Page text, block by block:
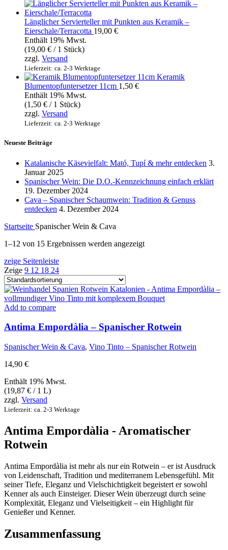
Länglicher Servierteller mit Punkten aus Keramik –
Eierschale/Terracotta 19,00 €
Enthält 19% Mwst.
(19,00 € / 1 Stück)
zzgl. Versand
Lieferzeit: ca. 2-3 Werktage
Keramik
Blumentopfuntersetzer 11cm 1,50 €
Enthält 19% Mwst.
(1,50 € / 1 Stück)
zzgl. Versand
Lieferzeit: ca. 2-3 Werktage
Neueste Beiträge
Katalanische Käsevielfalt: Mató, Tupí & mehr entdecken 3.
Januar 2025
Spanischer Wein: Die D.O.-Kennzeichnung einfach erklärt
19. Dezember 2024
Cava – Spanischer Schaumwein: Tradition & Genuss
entdecken 4. Dezember 2024
Startseite Spanischer Wein & Cava
1–12 von 15 Ergebnissen werden angezeigt
zeige Seitenleiste
Zeige 9 12 18 24
Add to compare
Antima Empordàlia – Spanischer Rotwein
Spanischer Wein & Cava, Vino Tinto – Spanischer Rotwein
14,90 €
Enthält 19% Mwst.
(19,87 € / 1 L)
zzgl. Versand
Lieferzeit: ca. 2-3 Werktage
Antima Empordàlia - Aromatischer
Rotwein
Antima Empordàlia ist mehr als nur ein Rotwein – er ist Ausdruck
von Leidenschaft, Tradition und mediterranem Lebensgefühl. Mit
seiner Tiefe, Eleganz und Vielschichtigkeit begeistert er sowohl
Kenner als auch Einsteiger. Dieser Wein überzeugt durch seine
Komplexität, Eleganz und Vielseitigkeit – ein Highlight für
Genießer und Kenner.
Zusammenfassung